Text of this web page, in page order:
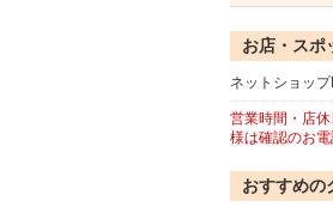
お店・スポ
ネットショッ
営業時間・店
様は確認のお電
おすすめ